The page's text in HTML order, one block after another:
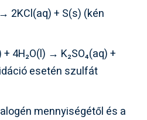
2KCl(aq) + S(s) (kén
+ 4H₂O(l) → K₂SO₄(aq) +
esetén szulfát
mennyiségétől és a